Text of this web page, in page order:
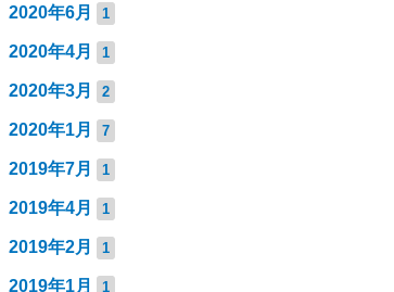
2020年6月 1
2020年4月 1
2020年3月 2
2020年1月 7
2019年7月 1
2019年4月 1
2019年2月 1
2019年1月 1